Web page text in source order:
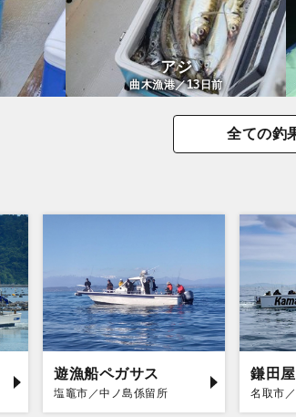
アジ
曲木漁港／13日前
全ての釣
遊漁船ペガサス
塩竈市／中ノ島係留所
鎌田
名取市